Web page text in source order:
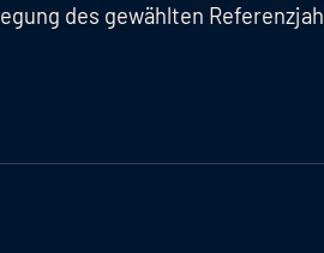
des gewählten